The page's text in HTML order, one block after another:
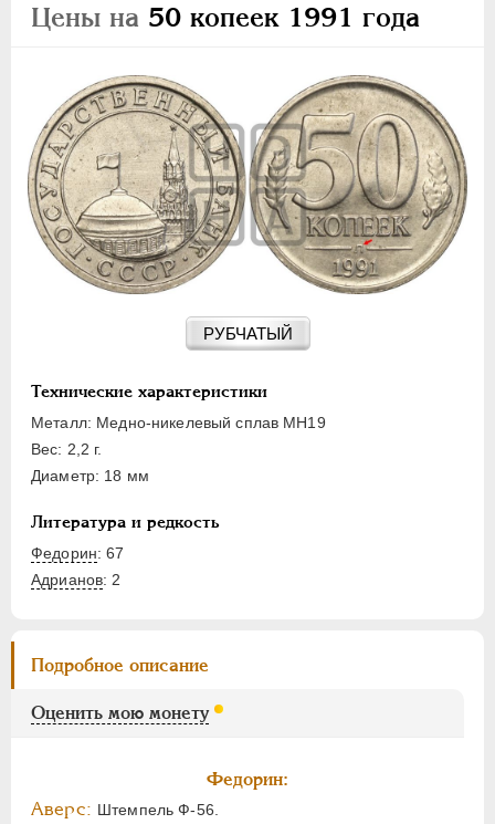
Цены на 50 копеек 1991 года
РУБЧАТЫЙ
Технические характеристики
Металл: Медно-никелевый сплав МН19
Вес: 2,2 г.
Диаметр: 18 мм
Литература и редкость
Федорин: 67
Адрианов: 2
Подробное описание
Оценить мою монету
Федорин:
Аверс: Штемпель Ф-56.
2 КОПЕЙКИ
5 КОПЕЕК
10 КОПЕЕК
15 КОПЕЕК
20 КОПЕЕК
50 КОПЕЕК
ПОЛТИННИК
1 РУБЛЬ
10 РУБЛЕЙ
ЧЕРВОНЕЦ